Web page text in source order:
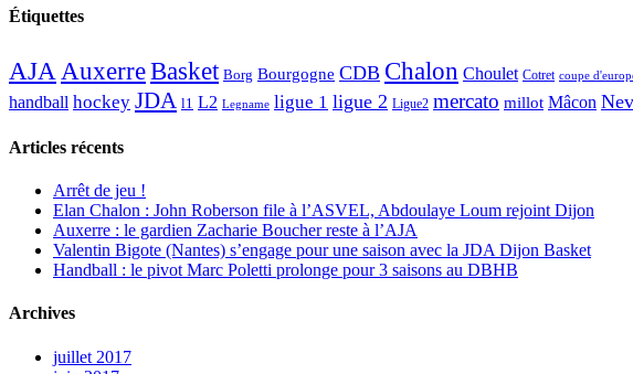
Étiquettes
AJA AuxerreBasket Borg Bourgogne CDB Chalon Choulet Cotret coupe
handball hockey JDA l1 L2 Legname ligue 1 ligue 2 Ligue2 mercato millot Mâcon
Articles récents
Arrêt de jeu !
Elan Chalon : John Roberson file à l’ASVEL, Abdoulaye Loum rejoint Dijon
Auxerre : le gardien Zacharie Boucher reste à l’AJA
Valentin Bigote (Nantes) s’engage pour une saison avec la JDA Dijon Basket
Handball : le pivot Marc Poletti prolonge pour 3 saisons au DBHB
Archives
juillet 2017